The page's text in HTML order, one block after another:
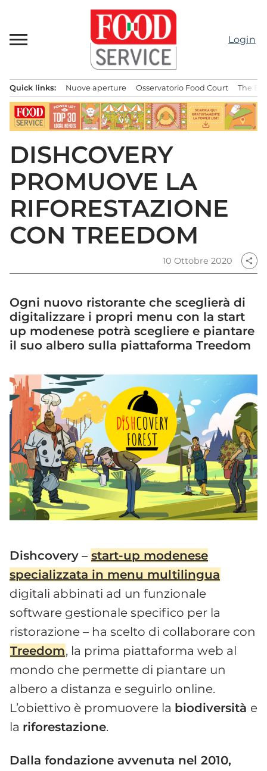
contenuto
Login
principale
Quick links: Nuove aperture Osservatorio Food Court The
DISHCOVERY
PROMUOVE LA
RIFORESTAZIONE
CON TREEDOM
10 Ottobre 2020 share
Ogni nuovo ristorante che sceglierà di
digitalizzare i propri menu con la start
up modenese potrà scegliere e piantare
il suo albero sulla piattaforma Treedom
Dishcovery – start-up modenese
specializzata in menu multilingua
digitali abbinati ad un funzionale
software gestionale specifico per la
ristorazione – ha scelto di collaborare con
Treedom, la prima piattaforma web al
mondo che permette di piantare un
albero a distanza e seguirlo online.
L’obiettivo è promuovere la biodiversità e
la riforestazione.
Dalla fondazione avvenuta nel 2010,